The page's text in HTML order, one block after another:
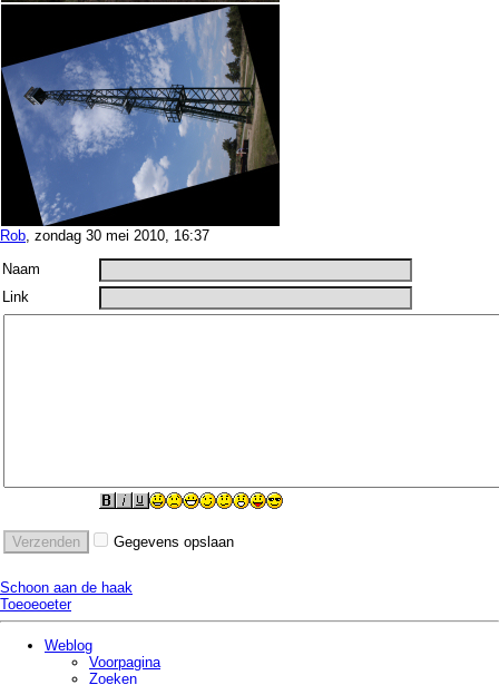
Rob, zondag 30 mei 2010, 16:37
Naam
Link
Gegevens opslaan
Schoon aan de haak
Toeoeoeter
Weblog
Voorpagina
Zoeken